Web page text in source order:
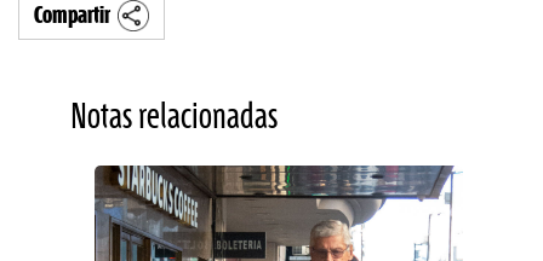
Compartir
Notas relacionadas